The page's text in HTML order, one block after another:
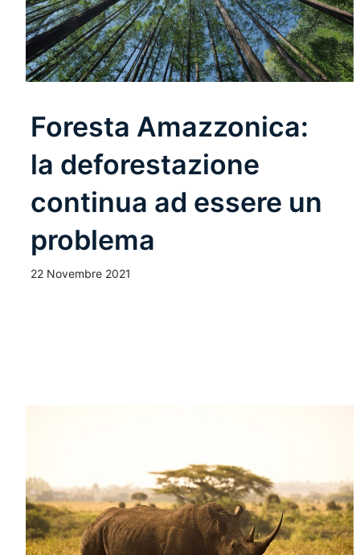
Foresta Amazzonica:
la deforestazione
continua ad essere un
problema
22 Novembre 2021